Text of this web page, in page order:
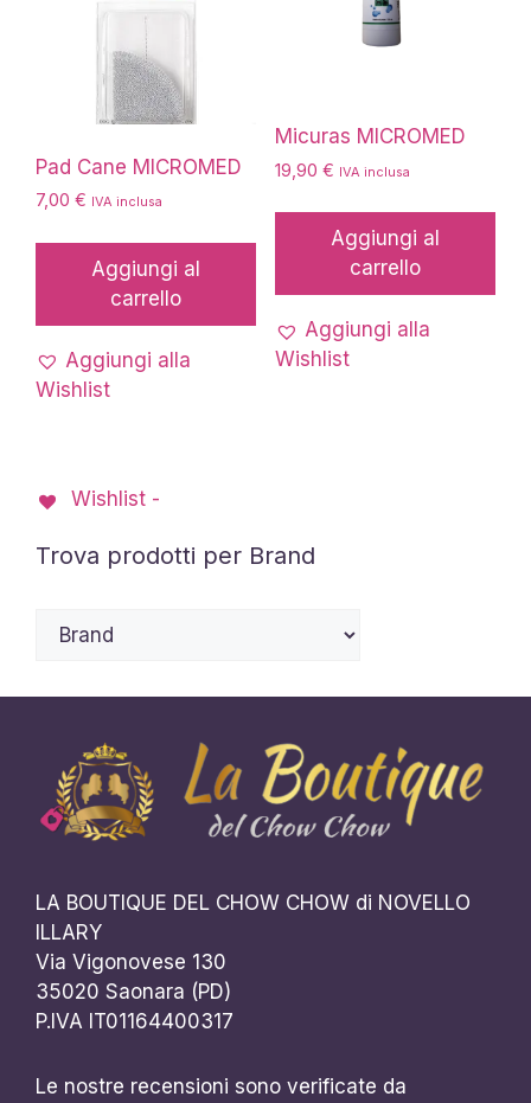
prodotto
Pad Cane MICROMED
7,00 € IVA inclusa
Aggiungi al
carrello
Aggiungi alla
Wishlist
Micuras MICROMED
19,90 € IVA inclusa
Aggiungi al
carrello
Aggiungi alla
Wishlist
Wishlist -
Trova prodotti per Brand
LA BOUTIQUE DEL CHOW CHOW di NOVELLO
ILLARY
Via Vigonovese 130
35020 Saonara (PD)
P.IVA IT01164400317
Le nostre recensioni sono verificate da